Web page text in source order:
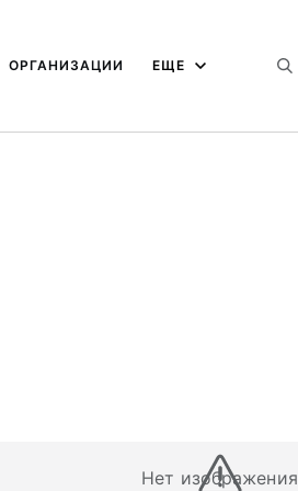
ОРГАНИЗАЦИИ ЕЩЕ
Нет изображения